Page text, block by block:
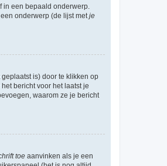
een bepaald onderwerp.
onderwerp (de lijst met je
is) door te klikken op
bericht voor het laatst je
waarom ze je bericht
toe aanvinken als je een